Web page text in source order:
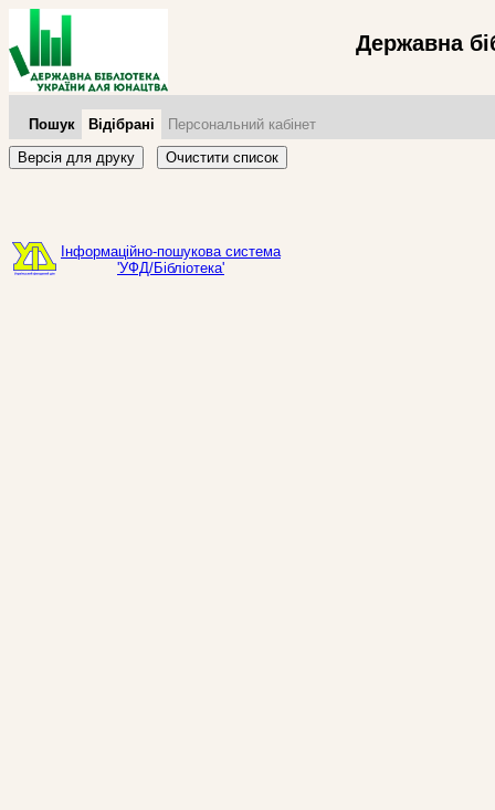
Державна
Пошук Відібрані
Персональний кабінет
Версія для друку
Очистити список
Інформаційно-пошукова система
'УФД/Бібліотека'